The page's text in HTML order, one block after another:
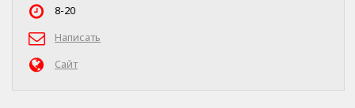
8-20
Написать
Сайт